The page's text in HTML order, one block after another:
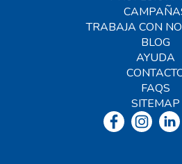
TRABAJA CON
BLOG
AYUDA
FAQS
SITEMAP